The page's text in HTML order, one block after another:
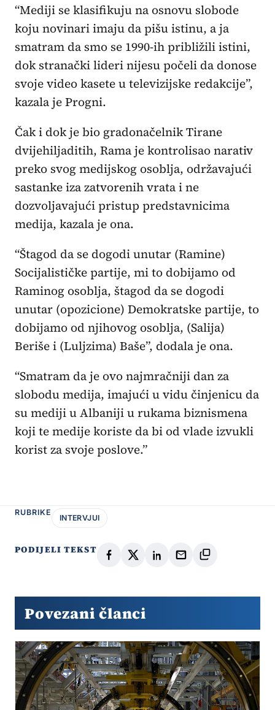
“Mediji se klasifikuju na osnovu slobode
koju novinari imaju da pišu istinu, a ja
smatram da smo se 1990-ih približili istini,
dok stranački lideri nijesu počeli da donose
svoje video kasete u televizijske redakcije”,
kazala je Progni.
Čak i dok je bio gradonačelnik Tirane
dvijehiljaditih, Rama je kontrolisao narativ
preko svog medijskog osoblja, održavajući
sastanke iza zatvorenih vrata i ne
dozvoljavajući pristup predstavnicima
medija, kazala je ona.
“Štagod da se dogodi unutar (Ramine)
Socijalističke partije, mi to dobijamo od
Raminog osoblja, štagod da se dogodi
unutar (opozicione) Demokratske partije, to
dobijamo od njihovog osoblja, (Salija)
Beriše i (Luljzima) Baše”, dodala je ona.
“Smatram da je ovo najmračniji dan za
slobodu medija, imajući u vidu činjenicu da
su mediji u Albaniji u rukama biznismena
koji te medije koriste da bi od vlade izvukli
korist za svoje poslove.”
RUBRIKE
INTERVJUI
PODIJELI TEKST
Povezani članci